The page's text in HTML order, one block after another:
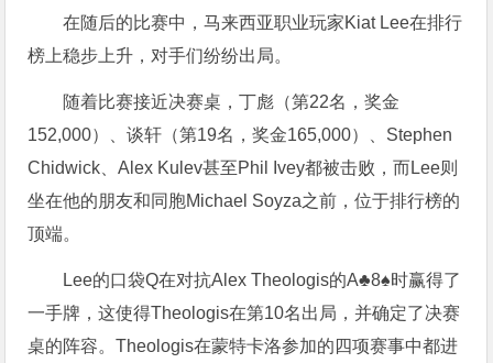
在随后的比赛中，马来西亚职业玩家Kiat Lee在排行
榜上稳步上升，对手们纷纷出局。
随着比赛接近决赛桌，丁彪（第22名，奖金
152,000）、谈轩（第19名，奖金165,000）、Stephen
Chidwick、Alex Kulev甚至Phil Ivey都被击败，而Lee则
坐在他的朋友和同胞Michael Soyza之前，位于排行榜的
顶端。
Lee的口袋Q在对抗Alex Theologis的A♣8♠时赢得了
一手牌，这使得Theologis在第10名出局，并确定了决赛
桌的阵容。Theologis在蒙特卡洛参加的四项赛事中都进